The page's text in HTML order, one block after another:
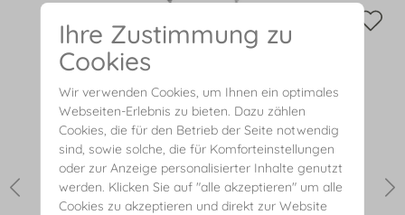
Ihre Zustimmung zu
Cookies
Wir verwenden Cookies, um Ihnen ein optimales
Webseiten-Erlebnis zu bieten. Dazu zählen
Cookies, die für den Betrieb der Seite notwendig
sind, sowie solche, die für Komforteinstellungen
oder zur Anzeige personalisierter Inhalte genutzt
werden. Klicken Sie auf "alle akzeptieren" um alle
Cookies zu akzeptieren und direkt zur Website